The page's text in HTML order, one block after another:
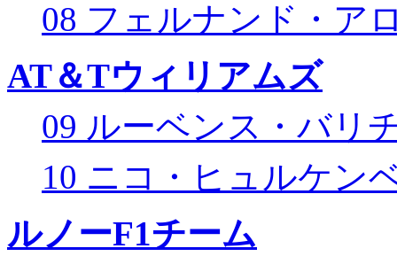
08 フェルナンド・ア
AT＆Tウィリアムズ
09 ルーベンス・バリ
10 ニコ・ヒュルケン
ルノーF1チーム